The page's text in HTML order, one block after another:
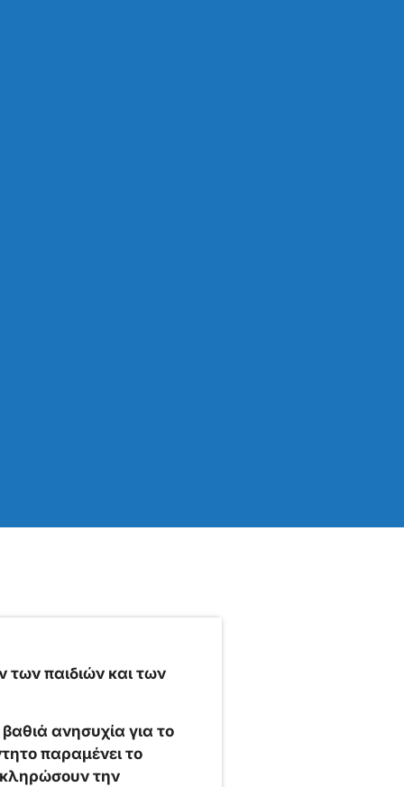
παιδιών και των
ανησυχία για το
παραμένει το
την